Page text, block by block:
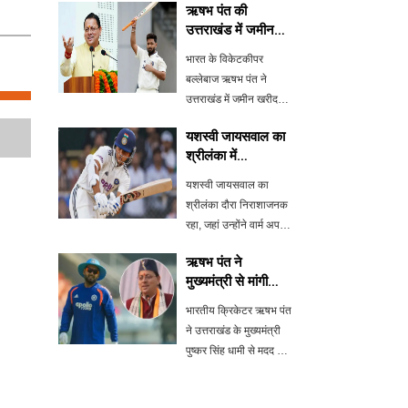
ऋषभ पंत की
उत्तराखंड में जमीन
खरीदने की इच्छा पर
मुख्यमंत्री का
आश्वासन
भारत के विकेटकीपर
बल्लेबाज ऋषभ पंत ने
उत्तराखंड में जमीन खरीदने
मुख्यमंत्री पुष्कर सिंह धामी ने
उन्हें आश्वासन दिया है। पंत
ने अपने गृह राज्य में घर
बनाने और योगदान देने की इ
यशस्वी जायसवाल का
श्रीलंका में
निराशाजनक प्रदर्शन
यशस्वी जायसवाल का
श्रीलंका दौरा निराशाजनक
रहा, जहां उन्होंने वार्म अप
पवेलियन लौट गए। इस
दौरान, श्रीलंका ने 363 रन
बनाकर अपनी पारी घोषित
की। जानें इस मैच में और
क्या हुआ और भ
ऋषभ पंत ने
मुख्यमंत्री से मांगी
जमीन की मदद
भारतीय क्रिकेटर ऋषभ पंत
ने उत्तराखंड के मुख्यमंत्री
पुष्कर सिंह धामी से मदद मांगी